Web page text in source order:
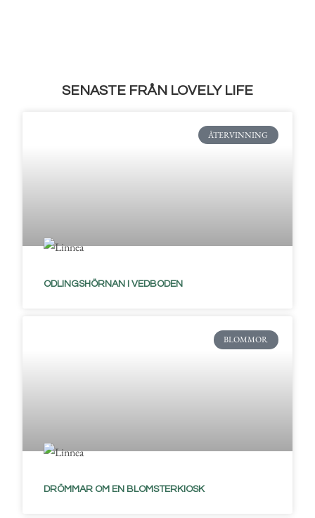
SENASTE FRÅN LOVELY LIFE
ÅTERVINNING
ODLINGSHÖRNAN I VEDBODEN
BLOMMOR
DRÖMMAR OM EN BLOMSTERKIOSK